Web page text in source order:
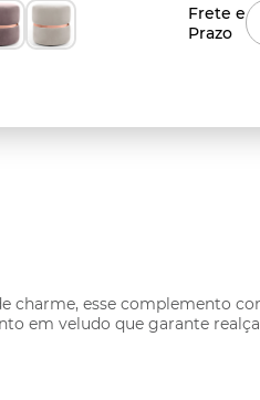
charme, esse complemento
em veludo que garante